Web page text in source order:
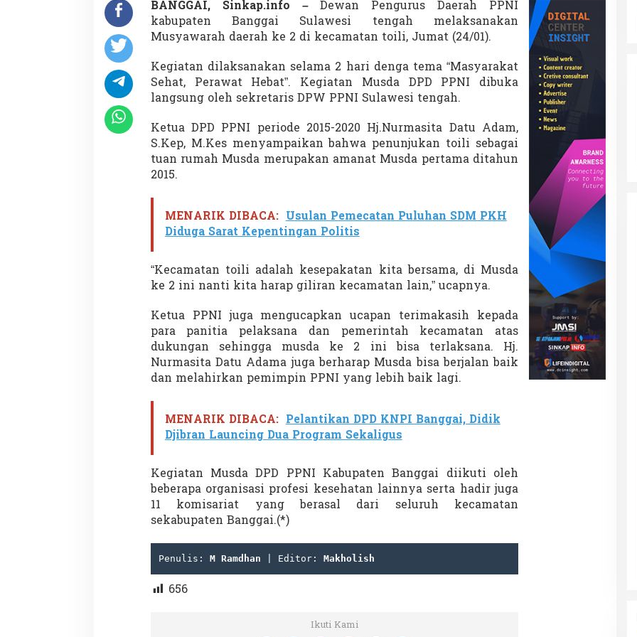
e
2
d
i
e
c
a
m
t
a
n
i
BANGGAI, Sinkap.info –Dewan Pengurus Daerah PPNI
kabupaten Banggai Sulawesi tengah melaksanakan
Musyawarah daerah ke 2 di kecamatan toili, Jumat (24/01).
Kegiatan dilaksanakan selama 2 hari denga tema “Masyarakat
Sehat, Perawat Hebat”. Kegiatan Musda DPD PPNI dibuka
langsung oleh sekretaris DPW PPNI Sulawesi tengah.
Ketua DPD PPNI periode 2015-2020 Hj.Nurmasita Datu Adam,
S.Kep, M.Kes menyampaikan bahwa penunjukan toili sebagai
tuan rumah Musda merupakan amanat Musda pertama ditahun
2015.
MENARIK DIBACA: Usulan Pemecatan Puluhan SDM PKH
Diduga Sarat Kepentingan Politis
“Kecamatan toili adalah kesepakatan kita bersama, di Musda
ke 2 ini nanti kita harap giliran kecamatan lain,” ucapnya.
Ketua PPNI juga mengucapkan ucapan terimakasih kepada
para panitia pelaksana dan pemerintah kecamatan atas
dukungan sehingga musda ke 2 ini bisa terlaksana. Hj.
Nurmasita Datu Adama juga berharap Musda bisa berjalan baik
dan melahirkan pemimpin PPNI yang lebih baik lagi.
MENARIK DIBACA: Pelantikan DPD KNPI Banggai, Didik
Djibran Launcing Dua Program Sekaligus
Kegiatan Musda DPD PPNI Kabupaten Banggai diikuti oleh
beberapa organisasi profesi kesehatan lainnya serta hadir juga
11 komisariat yang berasal dari seluruh kecamatan
sekabupaten Banggai.(*)
Penulis: M Ramdhan | Editor: Makholish
656
Ikuti Kami